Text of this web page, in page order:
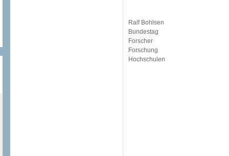
Ralf Bohlsen
Bundestag
Forscher
Forschung
Hochschulen